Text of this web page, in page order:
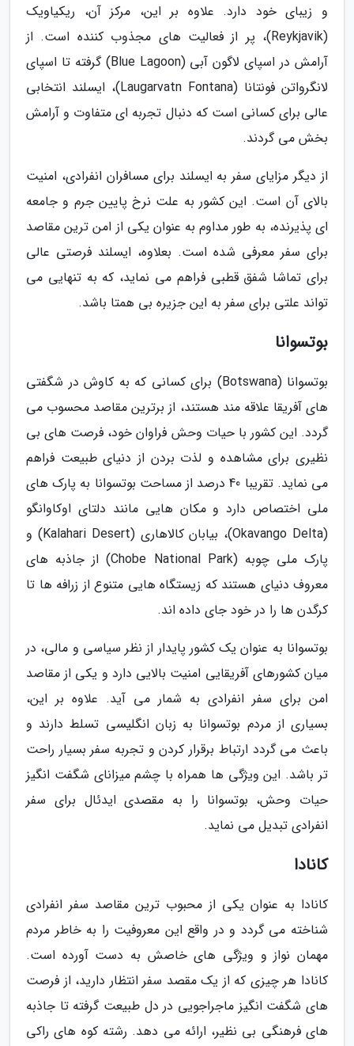
و زیبای خود دارد. علاوه بر این، مرکز آن، ریکیاویک
(Reykjavik)، پر از فعالیت های مجذوب کننده است. از
آرامش در اسپای لاگون آبی (Blue Lagoon) گرفته تا اسپای
لانگرواتن فونتانا (Laugarvatn Fontana)، ایسلند انتخابی
عالی برای کسانی است که دنبال تجربه ای متفاوت و آرامش
بخش می گردند.
از دیگر مزایای سفر به ایسلند برای مسافران انفرادی، امنیت
بالای آن است. این کشور به علت نرخ پایین جرم و جامعه
ای پذیرنده، به طور مداوم به عنوان یکی از امن ترین مقاصد
برای سفر معرفی شده است. بعلاوه، ایسلند فرصتی عالی
برای تماشا شفق قطبی فراهم می نماید، که به تنهایی می
تواند علتی برای سفر به این جزیره بی همتا باشد.
بوتسوانا
بوتسوانا (Botswana) برای کسانی که به کاوش در شگفتی
های آفریقا علاقه مند هستند، از برترین مقاصد محسوب می
گردد. این کشور با حیات وحش فراوان خود، فرصت های بی
نظیری برای مشاهده و لذت بردن از دنیای طبیعت فراهم
می نماید. تقریبا 40 درصد از مساحت بوتسوانا به پارک های
ملی اختصاص دارد و مکان هایی مانند دلتای اوکاوانگو
(Okavango Delta)، بیابان کالاهاری (Kalahari Desert) و
پارک ملی چوبه (Chobe National Park) از جاذبه های
معروف دنیای هستند که زیستگاه هایی متنوع از زرافه ها تا
کرگدن ها را در خود جای داده اند.
بوتسوانا به عنوان یک کشور پایدار از نظر سیاسی و مالی، در
میان کشورهای آفریقایی امنیت بالایی دارد و یکی از مقاصد
امن برای سفر انفرادی به شمار می آید. علاوه بر این،
بسیاری از مردم بوتسوانا به زبان انگلیسی تسلط دارند و
باعث می گردد ارتباط برقرار کردن و تجربه سفر بسیار راحت
تر باشد. این ویژگی ها همراه با چشم میزانای شگفت انگیز
حیات وحش، بوتسوانا را به مقصدی ایدئال برای سفر
انفرادی تبدیل می نماید.
کانادا
کانادا به عنوان یکی از محبوب ترین مقاصد سفر انفرادی
شناخته می گردد و در واقع این معروفیت را به خاطر مردم
مهمان نواز و ویژگی های خاصش به دست آورده است.
کانادا هر چیزی که از یک مقصد سفر انتظار دارید، از فرصت
های شگفت انگیز ماجراجویی در دل طبیعت گرفته تا جاذبه
های فرهنگی بی نظیر، ارائه می دهد. رشته کوه های راکی